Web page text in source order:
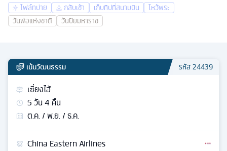
ไฟล์ทบ่าย กลับเช้า เก็บทิปที่สนามบิน
ไหว้พระ
วันพ่อแห่งชาติ
วันปิยมหาราช
เน้นวัฒนธรรม รหัส24439
เซี่ยงไฮ้
5วัน4 คืน
ต.ค. / พ.ย. / ธ.ค.
China Eastern Airlines